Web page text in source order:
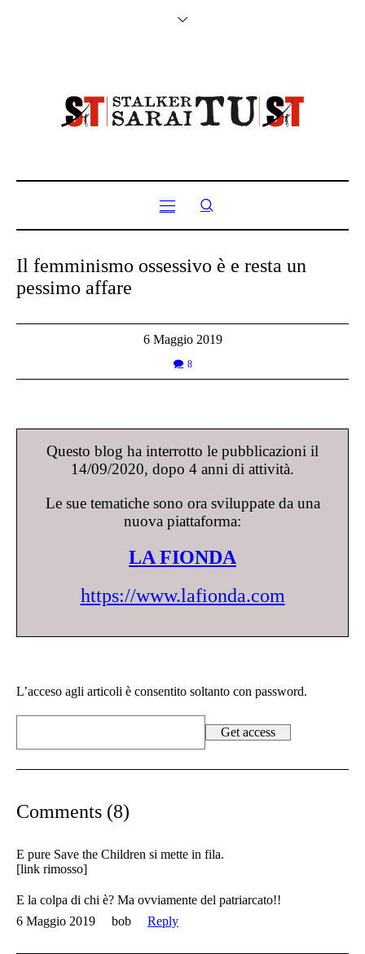
Il femminismo ossessivo è e resta un
pessimo affare
6 Maggio 2019
8
Questo blog ha interrotto le pubblicazioni il
14/09/2020, dopo 4 anni di attività.
Le sue tematiche sono ora sviluppate da una
nuova piattaforma:
LA FIONDA
https://www.lafionda.com
L’acceso agli articoli è consentito soltanto con password.
Comments (8)
E pure Save the Children si mette in fila.
[link rimosso]
E la colpa di chi è? Ma ovviamente del patriarcato!!
6 Maggio 2019
bob Reply